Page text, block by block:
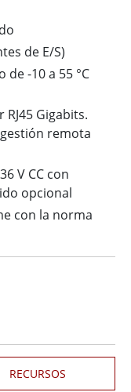
de E/S)
-10 a 55 °C
Gigabits.
remota
V CC con
opcional
con la norma
RECURSOS